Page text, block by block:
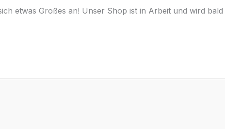
etwas Großes an! Unser Shop ist in Arbeit und wird